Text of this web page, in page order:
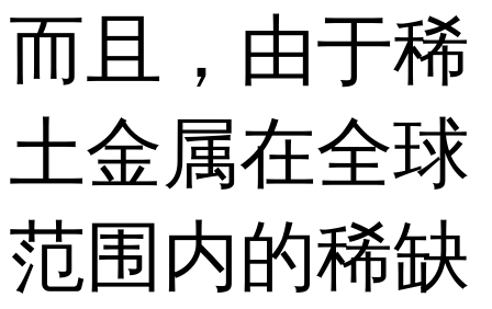
而且，由于稀
土金属在全球
范围内的稀缺